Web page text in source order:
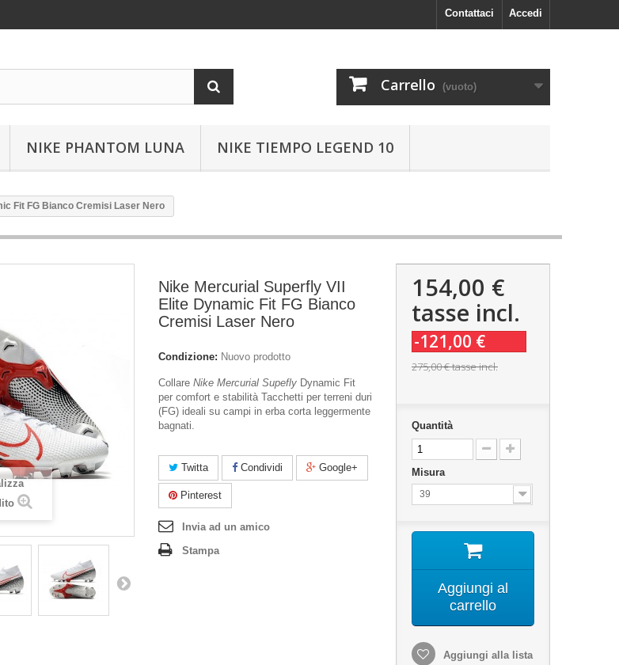
Accedi
Contattaci
Carrello (vuoto)
NIKE PHANTOM LUNA NIKE TIEMPO LEGEND 10
Fit FG Bianco Cremisi Laser Nero
Nike Mercurial Superfly VII
Elite Dynamic Fit FG Bianco
Cremisi Laser Nero
Condizione: Nuovo prodotto
Collare Nike Mercurial Supefly Dynamic Fit
per comfort e stabilità Tacchetti per terreni duri
(FG) ideali su campi in erba corta leggermente
bagnati.
Twitta Condividi Google+
Pinterest
Invia ad un amico
Stampa
154,00 €
tasse incl.
-121,00 €
275,00 €tasse incl.
Quantità
Misura
39
Aggiungi al
carrello
Aggiungi alla lista